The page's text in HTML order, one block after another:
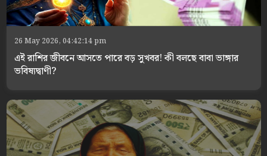
26 May 2026, 04:42:14 pm
এই রাশির জীবনে আসতে পারে বড় সুখবর! কী বলছে বাবা ভাঙ্গার
ভবিষ্যদ্বাণী?